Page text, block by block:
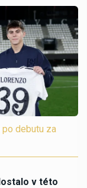
po debutu za
v této